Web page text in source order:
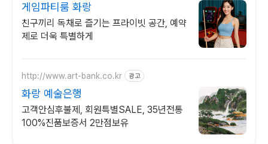
게임파티룸 화랑
친구끼리 독채로 즐기는 프라이빗 공간, 예약
제로 더욱 특별하게
http://www.art-bank.co.kr 광고
화랑 예술은행
고객안심후불제, 회원특별SALE, 35년전통
100%진품보증서 2만점보유